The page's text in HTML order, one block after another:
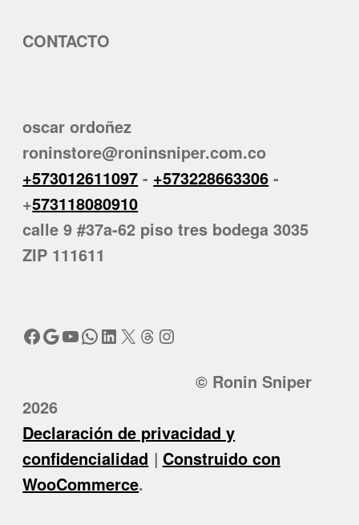
CONTACTO
oscar ordoñez
roninstore@roninsniper.com.co
+573012611097 - +573228663306 -
+573118080910
calle 9 #37a-62 piso tres bodega 3035
ZIP 111611
Facebook
Google
YouTube
WhatsApp
LinkedIn
X Threads
Instagram
© Ronin Sniper
2026
Declaración de privacidad y
confidencialidad
Construido con
WooCommerce.